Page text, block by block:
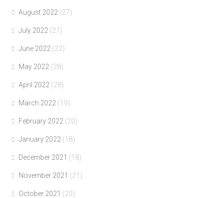
August 2022 (27)
July 2022 (27)
June 2022 (22)
May 2022 (28)
April 2022 (28)
March 2022 (19)
February 2022 (20)
January 2022 (18)
December 2021 (18)
November 2021 (21)
October 2021 (20)